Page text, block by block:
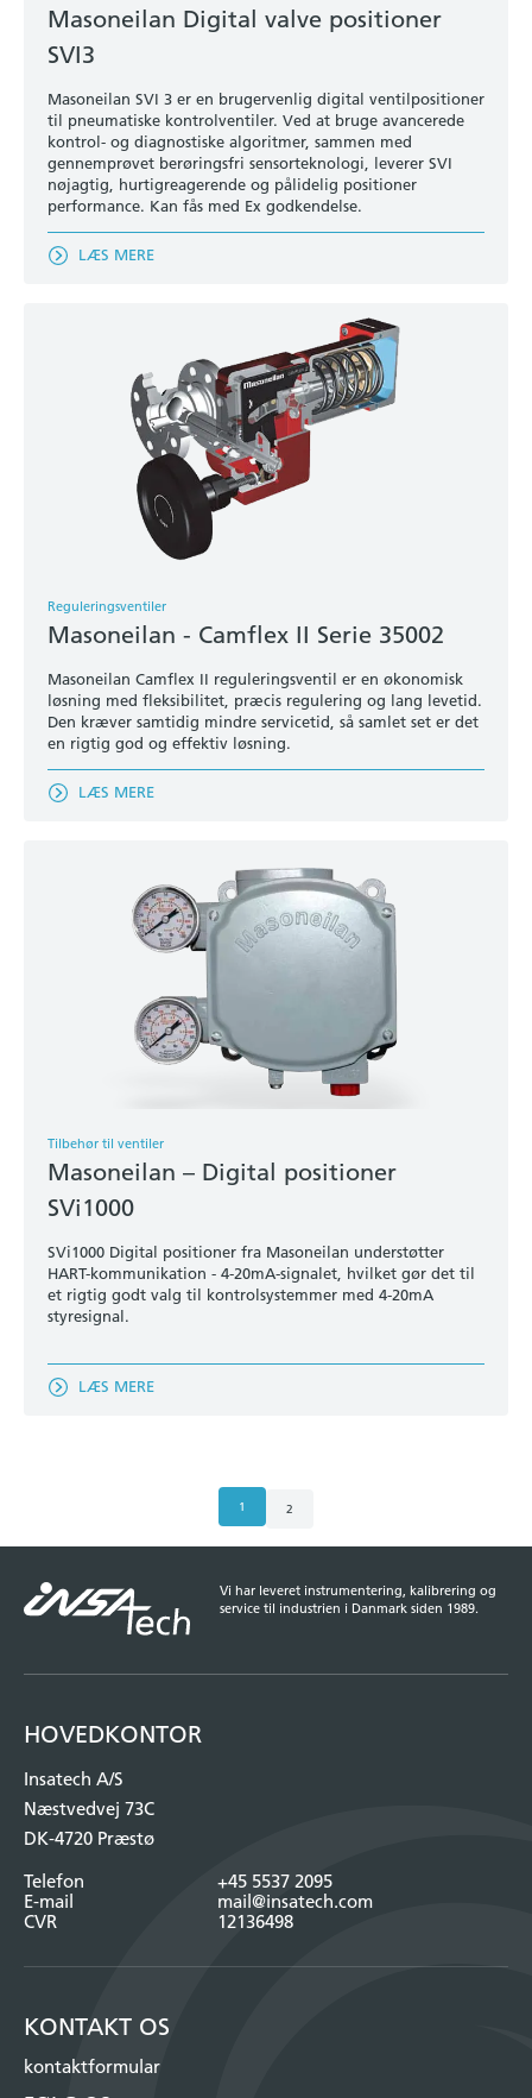
Masoneilan Digital valve positioner
SVI3
Masoneilan SVI 3 er en brugervenlig digital ventilpositioner
til pneumatiske kontrolventiler. Ved at bruge avancerede
kontrol- og diagnostiske algoritmer, sammen med
gennemprøvet berøringsfri sensorteknologi, leverer SVI
nøjagtig, hurtigreagerende og pålidelig positioner
performance. Kan fås med Ex godkendelse.
LÆS MERE
Reguleringsventiler
Masoneilan - Camflex II Serie 35002
Masoneilan Camflex II reguleringsventil er en økonomisk
løsning med fleksibilitet, præcis regulering og lang levetid.
Den kræver samtidig mindre servicetid, så samlet set er det
en rigtig god og effektiv løsning.
LÆS MERE
Tilbehør til ventiler
Masoneilan – Digital positioner
SVi1000
SVi1000 Digital positioner fra Masoneilan understøtter
HART-kommunikation - 4-20mA-signalet, hvilket gør det til
et rigtig godt valg til kontrolsystemmer med 4-20mA
styresignal.
LÆS MERE
1 2
Vi har leveret instrumentering, kalibrering og
service til industrien i Danmark siden 1989.
HOVEDKONTOR
Insatech A/S
Næstvedvej 73C
DK-4720 Præstø
Telefon
+45 5537 2095
E-mail
mail@insatech.com
CVR
12136498
KONTAKT OS
kontaktformular